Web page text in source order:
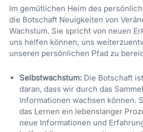
Im gemütlichen Heim des
die Botschaft Neuigkeiten von
Wachstum. Sie spricht von neuen
uns helfen können, uns
unseren persönlichen Pfad zu
Selbstwachstum: Die Botschaft
daran, dass wir durch das
Informationen wachsen können.
das Lernen ein lebenslanger
neue Informationen und